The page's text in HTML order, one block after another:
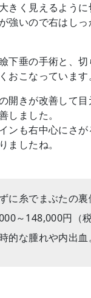
きく見えるよう
強いので右はし
下垂の手術と、
おこなっています。
開きが改善して
しました。
ンも右中心にさ
ましたね。
に糸でまぶたの
～148,000円（税
的な腫れや内出